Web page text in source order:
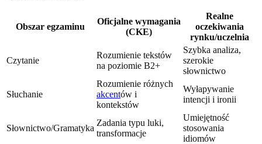
Obszar egzaminu
Oficjalne wymagania
(CKE)
Realne
oczekiwania
rynku/uczelnia
Czytanie
Rozumienie tekstów
na poziomie B2+
Szybka analiza,
szerokie
słownictwo
Słuchanie
Rozumienie różnych
akcentów i
kontekstów
Wyłapywanie
intencji i ironii
Słownictwo/Gramatyka
Zadania typu luki,
transformacje
Umiejętność
stosowania
idiomów